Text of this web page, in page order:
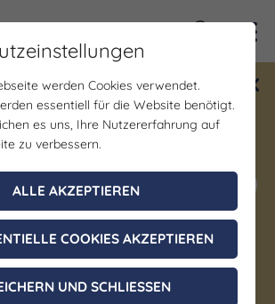
Blind Date mit Saale-
vom 1.7. - 18.12.
Jetzt mitmachen
und
werden Cookies verwendet.
essentiell für die Website benötigt.
es uns, Ihre Nutzererfahrung auf
zu verbessern.
ALLE AKZEPTIEREN
COOKIES AKZEPTIEREN
UND SCHLIESSEN